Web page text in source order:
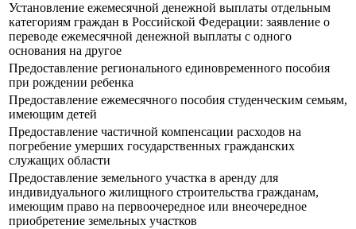
Установление ежемесячной денежной выплаты отдельным
категориям граждан в Российской Федерации: заявление о
переводе ежемесячной денежной выплаты с одного
основания на другое
Предоставление регионального единовременного пособия
при рождении ребенка
Предоставление ежемесячного пособия студенческим семьям,
имеющим детей
Предоставление частичной компенсации расходов на
погребение умерших государственных гражданских
служащих области
Предоставление земельного участка в аренду для
индивидуального жилищного строительства гражданам,
имеющим право на первоочередное или внеочередное
приобретение земельных участков